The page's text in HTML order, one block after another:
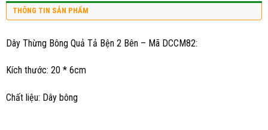
THÔNG TIN SẢN PHẨM
Dây Thừng Bông Quả Tả Bện 2 Bên – Mã DCCM82:
Kích thước: 20 * 6cm
Chất liệu: Dây bông